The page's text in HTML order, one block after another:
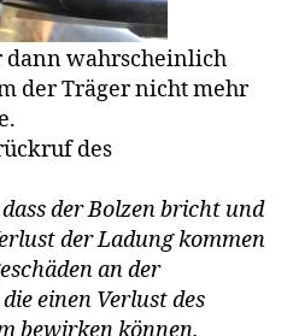
dann wahrscheinlich
der Träger nicht mehr
des
der Bolzen bricht und
der Ladung kommen
an der
einen Verlust des